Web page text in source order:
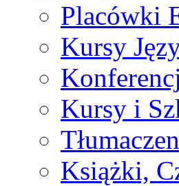
Placówki
Kursy
Kursy i
Książki,